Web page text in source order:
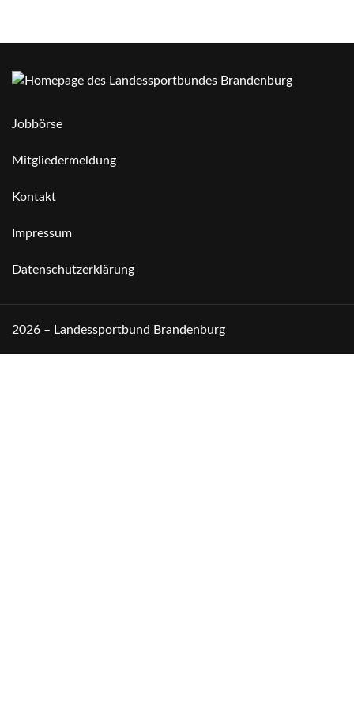
Jobbörse
Mitgliedermeldung
Kontakt
Impressum
Datenschutzerklärung
2026 – Landessportbund Brandenburg